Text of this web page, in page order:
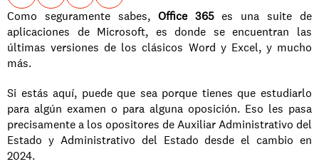
Como seguramente sabes, Office 365 es una suite de
aplicaciones de Microsoft, es donde se encuentran las
últimas versiones de los clásicos Word y Excel, y mucho
más.
Si estás aquí, puede que sea porque tienes que estudiarlo
para algún examen o para alguna oposición. Eso les pasa
precisamente a los opositores de Auxiliar Administrativo del
Estado y Administrativo del Estado desde el cambio en
2024.